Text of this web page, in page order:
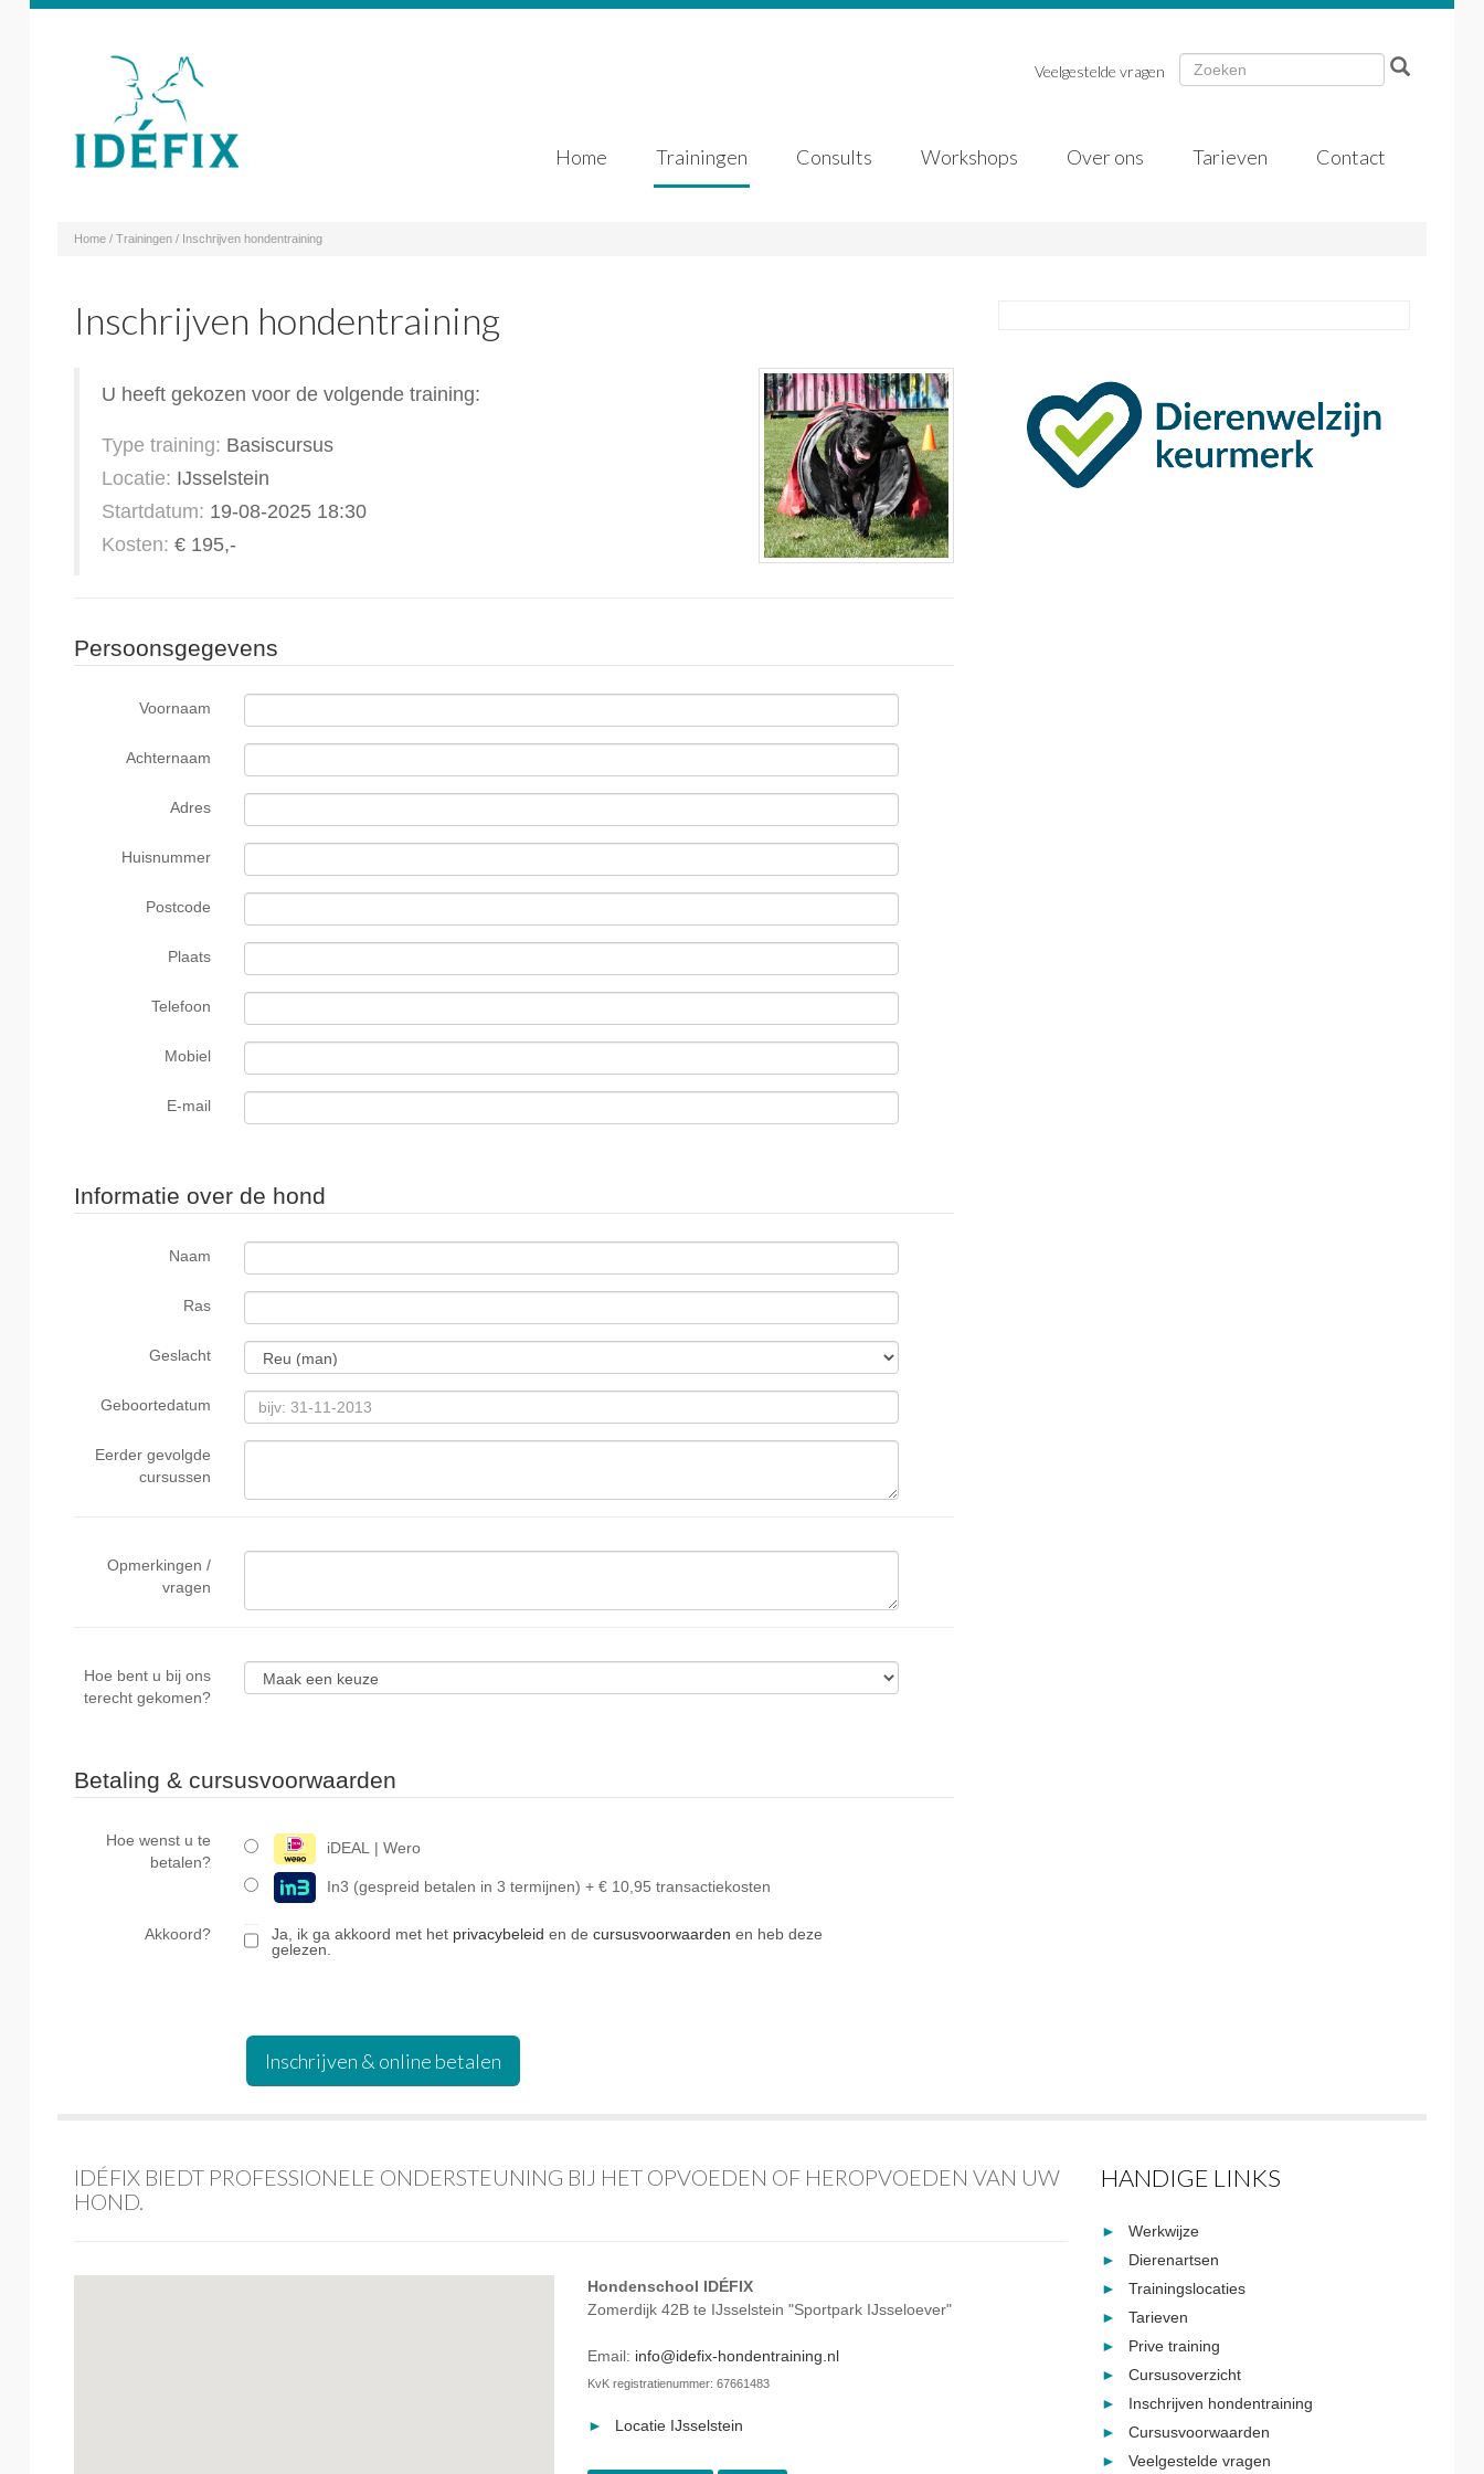
Veelgestelde vragen
Home Trainingen Consults Workshops Over ons Tarieven Contact
Home Trainingen Inschrijven hondentraining
Inschrijven hondentraining
U heeft gekozen voor de volgende training:
Type training: Basiscursus
Locatie: IJsselstein
Startdatum: 19-08-2025 18:30
Kosten: € 195,-
Persoonsgegevens
Voornaam
Achternaam
Adres
Huisnummer
Postcode
Plaats
Telefoon
Mobiel
E-mail
Informatie over de hond
Naam
Ras
Geslacht
Geboortedatum
Eerder gevolgde
cursussen
Opmerkingen /
vragen
Hoe bent u bij ons
terecht gekomen?
Betaling & cursusvoorwaarden
Hoe wenst u te
betalen?
iDEAL | Wero
In3 (gespreid betalen in 3 termijnen) + € 10,95 transactiekosten
Akkoord? Ja, ik ga akkoord met het privacybeleid en de cursusvoorwaarden en heb deze
gelezen.
IDÉFIX BIEDT PROFESSIONELE ONDERSTEUNING BIJ HET OPVOEDEN OF HEROPVOEDEN VAN UW
HOND.
Hondenschool IDÉFIX
Zomerdijk 42B te IJsselstein "Sportpark IJsseloever"
Email: info@idefix-hondentraining.nl
KvK registratienummer: 67661483
Locatie IJsselstein
HANDIGE LINKS
Werkwijze
Dierenartsen
Trainingslocaties
Tarieven
Prive training
Cursusoverzicht
Inschrijven hondentraining
Cursusvoorwaarden
Veelgestelde vragen